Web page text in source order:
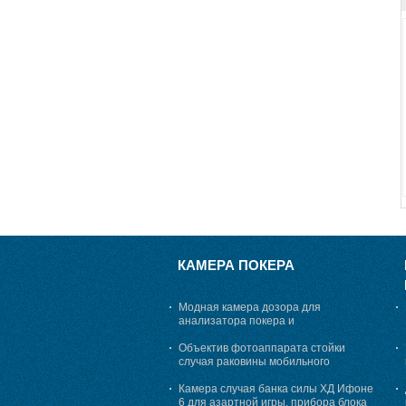
КАМЕРА ПОКЕРА
Модная камера дозора для
анализатора покера и
маркированных карт, 25 до 45 см
просматривая расстояние
Объектив фотоаппарата стойки
случая раковины мобильного
телефона для анализатора покера
Камера случая банка силы ХД Ифоне
6 для азартной игры, прибора блока